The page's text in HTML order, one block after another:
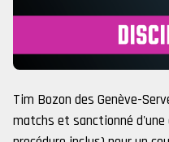
Tim Bozon des Genève-
matchs et sanctionné d'une